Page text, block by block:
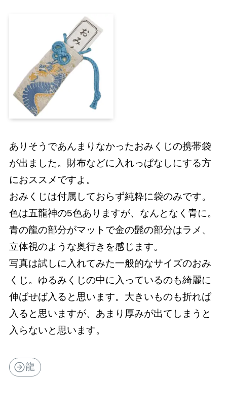
ありそうであんまりなかったおみくじの携帯袋
が出ました。財布などに入れっぱなしにする方
におススメですよ。
おみくじは付属しておらず純粋に袋のみです。
色は五龍神の5色ありますが、なんとなく青に。
青の龍の部分がマットで金の髭の部分はラメ、
立体視のような奥行きを感じます。
写真は試しに入れてみた一般的なサイズのおみ
くじ。ゆるみくじの中に入っているのも綺麗に
伸ばせば入ると思います。大きいものも折れば
入ると思いますが、あまり厚みが出てしまうと
入らないと思います。
龍